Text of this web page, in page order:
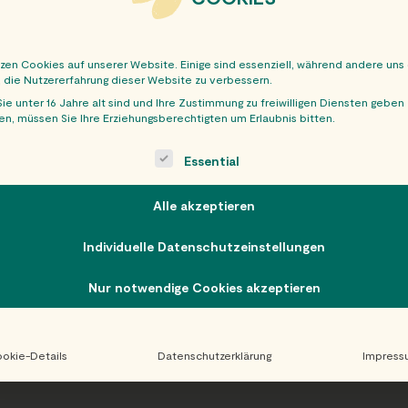
Cookies auf unserer Website. Einige sind essenziell, während andere uns
Nutzererfahrung dieser Website zu verbessern.
unter 16 Jahre alt sind und Ihre Zustimmung zu freiwilligen Diensten geben
müssen Sie Ihre Erziehungsberechtigten um Erlaubnis bitten.
is a list of service groups for which consent can be
Essential
Alle akzeptieren
Individuelle Datenschutzeinstellungen
Nur notwendige Cookies akzeptieren
Details Datenschutzerklärung